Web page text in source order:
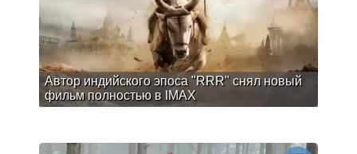
Автор индийского эпоса "RRR" снял новый
фильм полностью в IMAX